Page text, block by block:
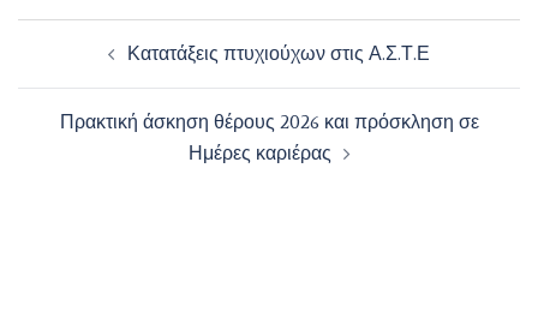
navigationΚατατάξεις πτυχιούχων στις Α.Σ.Τ.Ε
Πρακτική άσκηση θέρους 2026 και πρόσκληση σε
Ημέρες καριέρας